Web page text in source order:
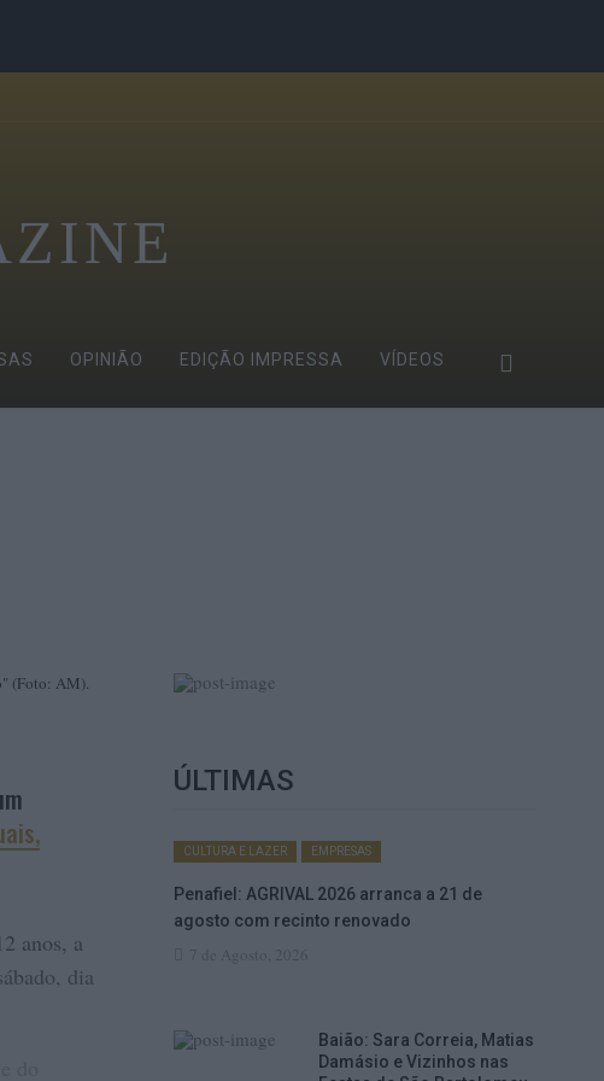
OPINIÃO EDIÇÃO IMPRESSA VÍDEOS
(Foto: AM).
anos, a
dia
ÚLTIMAS
CULTURA E LAZER EMPRESAS
Penafiel: AGRIVAL 2026 arranca a 21 de
agosto com recinto renovado
Baião: Sara Correia, Matias
Damásio e Vizinhos nas